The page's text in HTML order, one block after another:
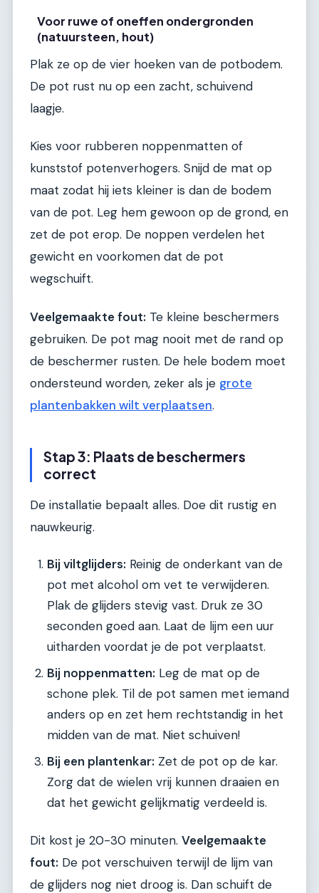
Voor ruwe of oneffen ondergronden
(natuursteen, hout)
Plak ze op de vier hoeken van de potbodem.
De pot rust nu op een zacht, schuivend
laagje.
Kies voor rubberen noppenmatten of
kunststof potenverhogers. Snijd de mat op
maat zodat hij iets kleiner is dan de bodem
van de pot. Leg hem gewoon op de grond, en
zet de pot erop. De noppen verdelen het
gewicht en voorkomen dat de pot
wegschuift.
Veelgemaakte fout: Te kleine beschermers
gebruiken. De pot mag nooit met de rand op
de beschermer rusten. De hele bodem moet
ondersteund worden, zeker als je grote
plantenbakken wilt verplaatsen.
Stap 3: Plaats de beschermers
correct
De installatie bepaalt alles. Doe dit rustig en
nauwkeurig.
Bij viltglijders: Reinig de onderkant van de
pot met alcohol om vet te verwijderen.
Plak de glijders stevig vast. Druk ze 30
seconden goed aan. Laat de lijm een uur
uitharden voordat je de pot verplaatst.
Bij noppenmatten: Leg de mat op de
schone plek. Til de pot samen met iemand
anders op en zet hem rechtstandig in het
midden van de mat. Niet schuiven!
Bij een plantenkar: Zet de pot op de kar.
Zorg dat de wielen vrij kunnen draaien en
dat het gewicht gelijkmatig verdeeld is.
Dit kost je 20-30 minuten. Veelgemaakte
fout: De pot verschuiven terwijl de lijm van
de glijders nog niet droog is. Dan schuift de